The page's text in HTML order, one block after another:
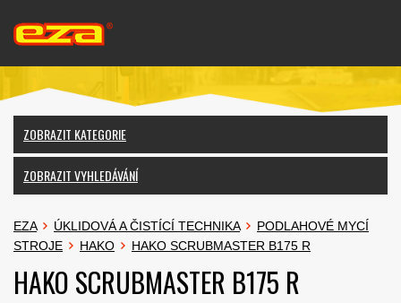
ZOBRAZIT KATEGORIE
ZOBRAZIT VYHLEDÁVÁNÍ
EZA ÚKLIDOVÁ A ČISTÍCÍ TECHNIKA
PODLAHOVÉ MYCÍ
STROJE
HAKO HAKO SCRUBMASTER B175 R
HAKO SCRUBMASTER B175 R